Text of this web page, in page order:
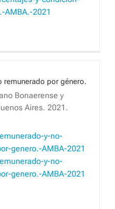
AMBA.-2021
remunerado por género.
Bonaerense y
Aires. 2021.
y-no-
genero.-AMBA-2021
y-no-
genero.-AMBA-2021